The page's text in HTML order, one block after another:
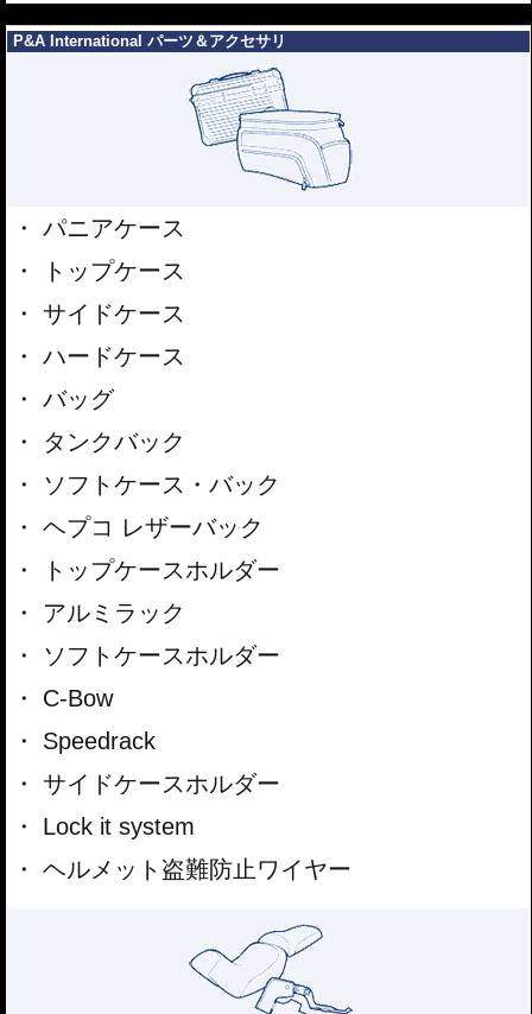
P&A International パーツ＆アクセサリ
パニアケース
トップケース
サイドケース
ハードケース
バッグ
タンクバック
ソフトケース・バック
ヘプコ レザーバック
トップケースホルダー
アルミラック
ソフトケースホルダー
C-Bow
Speedrack
サイドケースホルダー
Lock it system
ヘルメット盗難防止ワイヤー